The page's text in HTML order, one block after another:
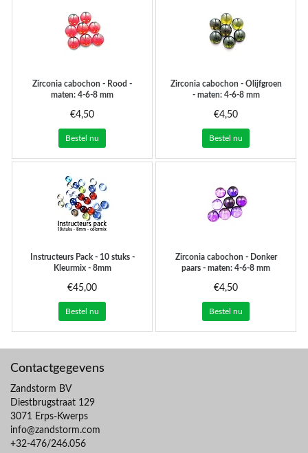
Zirconia cabochon - Rood -
maten: 4-6-8 mm
€4,50
Bestel nu
Zirconia cabochon - Olijfgroen
- maten: 4-6-8 mm
€4,50
Bestel nu
Instructeurs Pack - 10 stuks -
Kleurmix - 8mm
€45,00
Bestel nu
Zirconia cabochon - Donker
paars - maten: 4-6-8 mm
€4,50
Bestel nu
Contactgegevens
Zandstorm BV
Diestbrugstraat 129
3071 Erps-Kwerps
info@zandstorm.com
+32-476/246.056